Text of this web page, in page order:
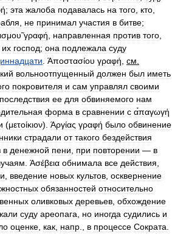
; эта жалоба подавалась на того кто
не принимал участия в битве;
γραφή направленная против того
их господ; она подлежала суду
Άποστασίου γραφή см
вольноотпущенный должен был иметь
покровителя и сам управлял своими
последствия ее для обвиняемого нам
форма в сравнении с α̉παγωγή
(μετοίκιον). Άργίας γραφή было обвинение
страдали от такого бездействия
в денежной пени при повторении — в
Άσέβεια обнимала все действия
введение новых культов осквернение
обязанностей относительно
оливковых деревьев обхождение
суду ареопага но иногда судились и
оценке как напр в процессе Сократа